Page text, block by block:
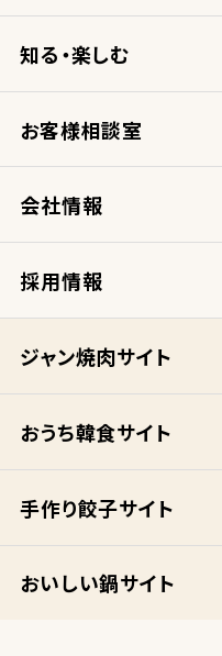
知る・楽しむ
お客様相談室
会社情報
採用情報
ジャン焼肉サイト
おうち韓食サイト
手作り餃子サイト
おいしい鍋サイト